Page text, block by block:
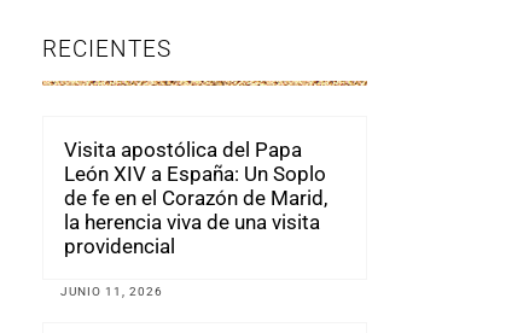
RECIENTES
Visita apostólica del Papa
León XIV a España: Un Soplo
de fe en el Corazón de Marid,
la herencia viva de una visita
providencial
JUNIO 11, 2026